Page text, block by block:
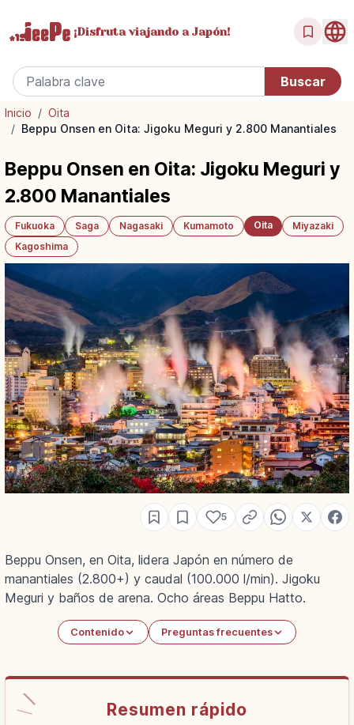
¡Disfrutaviajando a Japón!
Inicio / Oita
/ Beppu Onsen en Oita: Jigoku Meguri y 2.800 Manantiales
Beppu Onsen en Oita: Jigoku Meguri y
2.800 Manantiales
Fukuoka Saga Nagasaki Kumamoto Oita
Miyazaki
Kagoshima
5
Beppu Onsen, en Oita, lidera Japón en número de
manantiales (2.800+) y caudal (100.000 l/min). Jigoku
Meguri y baños de arena. Ocho áreas Beppu Hatto.
Contenido Preguntas frecuentes
Resumen rápido